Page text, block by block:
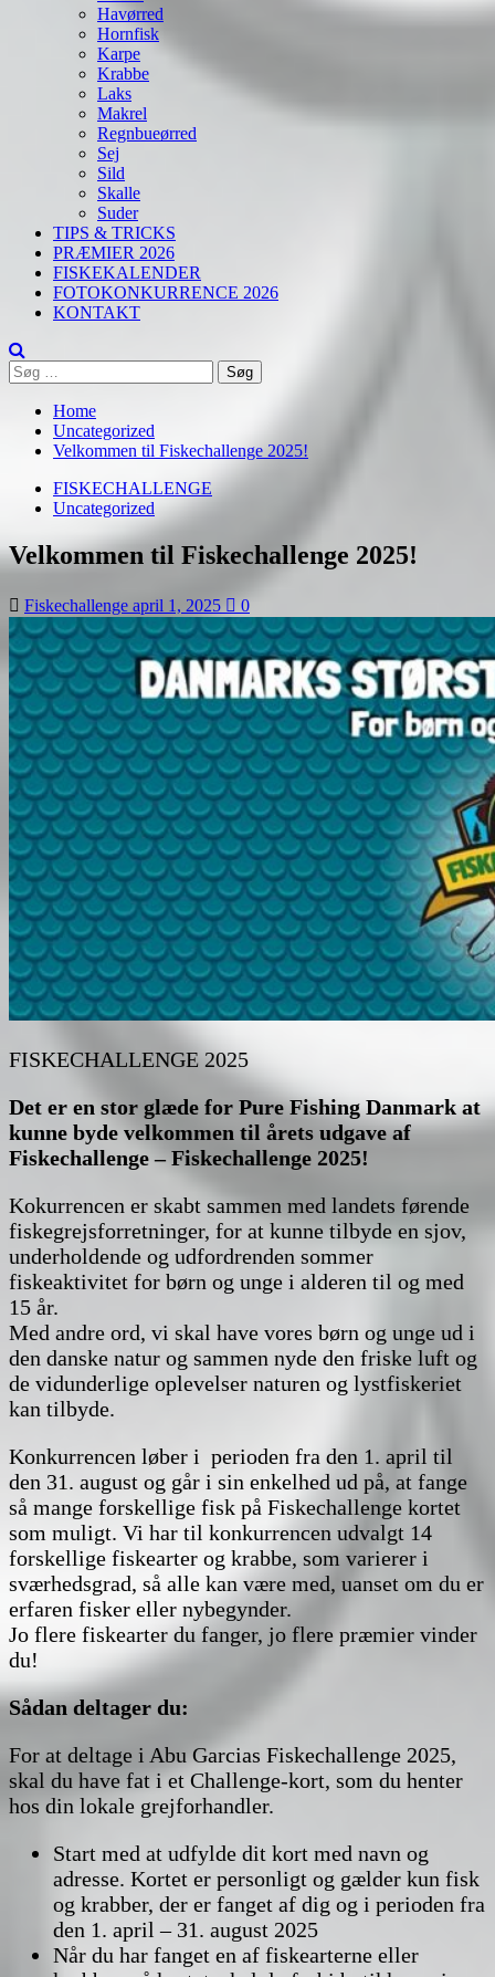
Havørred
Hornfisk
Karpe
Krabbe
Laks
Makrel
Regnbueørred
Sej
Sild
Skalle
Suder
TIPS & TRICKS
PRÆMIER 2026
FISKEKALENDER
FOTOKONKURRENCE 2026
KONTAKT
Søg
efter:
Home
Uncategorized
Velkommen til Fiskechallenge 2025!
FISKECHALLENGE
Uncategorized
Velkommen til Fiskechallenge 2025!
Fiskechallenge april 1, 2025 0
FISKECHALLENGE 2025
Det er en stor glæde for Pure Fishing Danmark at
kunne byde velkommen til årets udgave af
Fiskechallenge – Fiskechallenge 2025!
Kokurrencen er skabt sammen med landets førende
fiskegrejsforretninger, for at kunne tilbyde en sjov,
underholdende og udfordrenden sommer
fiskeaktivitet for børn og unge i alderen til og med
15 år.
Med andre ord, vi skal have vores børn og unge ud i
den danske natur og sammen nyde den friske luft og
de vidunderlige oplevelser naturen og lystfiskeriet
kan tilbyde.
Konkurrencen løber i perioden fra den 1. april til
den 31. august og går i sin enkelhed ud på, at fange
så mange forskellige fisk på Fiskechallenge kortet
som muligt. Vi har til konkurrencen udvalgt 14
forskellige fiskearter og krabbe, som varierer i
sværhedsgrad, så alle kan være med, uanset om du er
erfaren fisker eller nybegynder.
Jo flere fiskearter du fanger, jo flere præmier vinder
du!
Sådan deltager du:
For at deltage i Abu Garcias Fiskechallenge 2025,
skal du have fat i et Challenge-kort, som du henter
hos din lokale grejforhandler.
Start med at udfylde dit kort med navn og
adresse. Kortet er personligt og gælder kun fisk
og krabber, der er fanget af dig og i perioden fra
den 1. april – 31. august 2025
Når du har fanget en af fiskearterne eller